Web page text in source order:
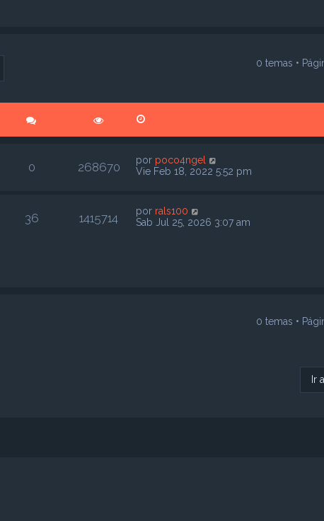
0 temas •
0 268670 por poco4ngel
Vie Feb 18, 2022 5:52 pm
36 1415714 por rals100
Sab Jul 25, 2026 3:07 am
0 temas •
Ir a